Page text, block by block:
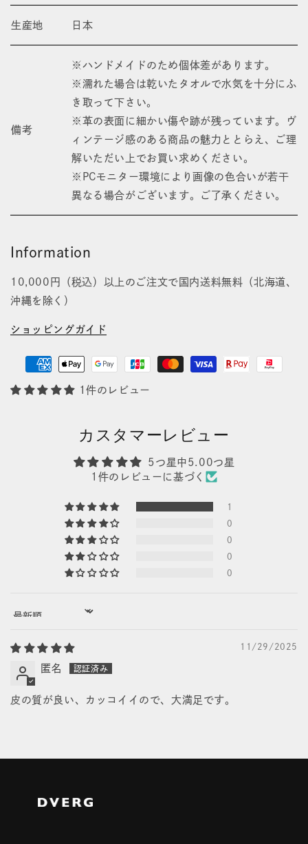
生産地 日本
備考
※ハンドメイドのため個体差があります。
※濡れた場合は乾いたタオルで水気を十分にふ
き取って下さい。
※革の表面に細かい傷や跡が残っています。ヴ
ィンテージ感のある商品の魅力ととらえ、ご理
解いただい上でお買い求めください。
※PCモニター環境により画像の色合いが若干
異なる場合がございます。ご了承ください。
Information
10,000円（税込）以上のご注文で国内送料無料（北海道、
沖縄を除く）
ショッピングガイド
1件のレビュー
カスタマーレビュー
5つ星中5.00つ星
1件のレビューに基づく
1
0
0
0
0
Sort by
11/29/2025
匿名
皮の質が良い、カッコイイので、大満足です。